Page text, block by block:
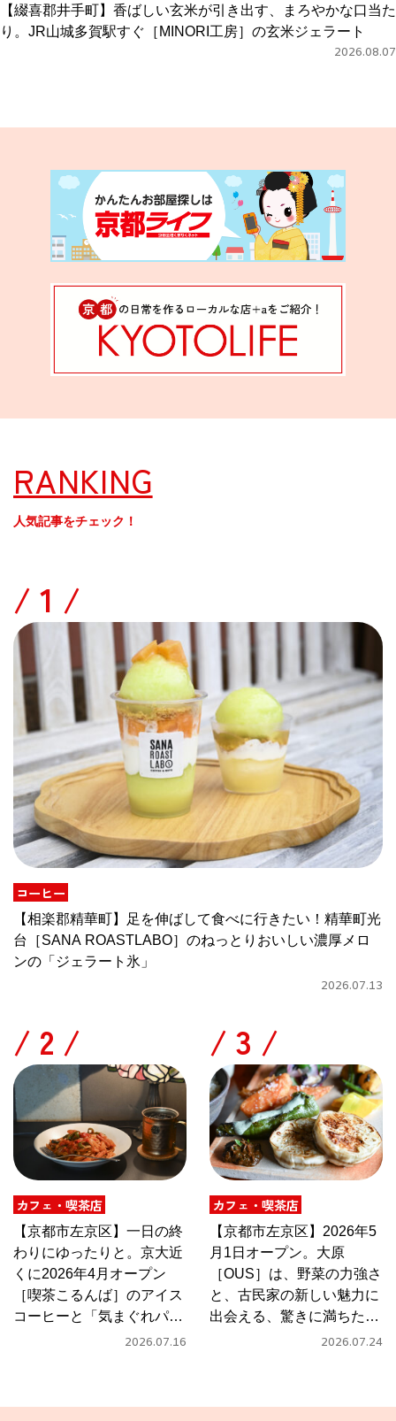
【綴喜郡井手町】香ばしい玄米が引き出す、まろやかな口当た
り。JR山城多賀駅すぐ［MINORI工房］の玄米ジェラート
2026.08.07
RANKING
人気記事をチェック！
/
コーヒー
【相楽郡精華町】足を伸ばして食べに行きたい！精華町光
台［SANA ROASTLABO］のねっとりおいしい濃厚メロ
ンの「ジェラート氷」
2026.07.13
/
カフェ・喫茶店
【京都市左京区】一日の終
わりにゆったりと。京大近
くに2026年4月オープン
［喫茶こるんば］のアイス
コーヒーと「気まぐれパス
2026.07.16
/
カフェ・喫茶店
【京都市左京区】2026年5
月1日オープン。大原
［OUS］は、野菜の力強さ
と、古民家の新しい魅力に
出会える、驚きに満ちたカ
2026.07.24